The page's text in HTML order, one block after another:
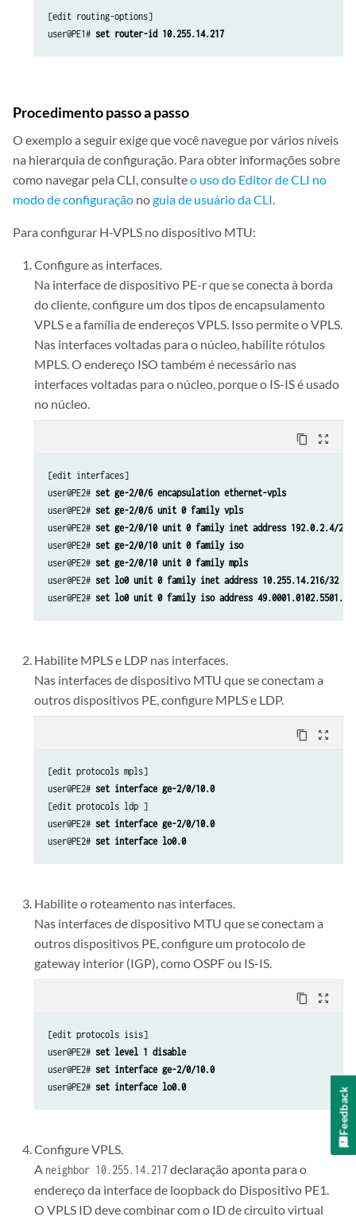
[edit routing-options]
user@PE1# set router-id 10.255.14.217
Procedimento passo a passo
O exemplo a seguir exige que você navegue por vários níveis
na hierarquia de configuração. Para obter informações sobre
como navegar pela CLI, consulteo uso do Editor de CLI no
modo de configuração noguia de usuário da CLI.
Para configurar H-VPLS no dispositivo MTU:
Configure as interfaces.
Na interface de dispositivo PE-r que se conecta à borda
do cliente, configure um dos tipos de encapsulamento
VPLS e a família de endereços VPLS. Isso permite o VPLS.
Nas interfaces voltadas para o núcleo, habilite rótulos
MPLS. O endereço ISO também é necessário nas
interfaces voltadas para o núcleo, porque o IS-IS é usado
no núcleo.
content_copy zoom_out_map
[edit interfaces]
user@PE2# set ge-2/0/6 encapsulation ethernet-vpls
user@PE2# set ge-2/0/6 unit 0 family vpls
user@PE2# set ge-2/0/10 unit 0 family inet address 192.0.2.4/24
user@PE2# set ge-2/0/10 unit 0 family iso
user@PE2# set ge-2/0/10 unit 0 family mpls
user@PE2# set lo0 unit 0 family inet address 10.255.14.216/32
user@PE2# set lo0 unit 0 family iso address
Habilite MPLS e LDP nas interfaces.
Nas interfaces de dispositivo MTU que se conectam a
outros dispositivos PE, configure MPLS e LDP.
content_copy zoom_out_map
[edit protocols mpls]
user@PE2# set interface ge-2/0/10.0
[edit protocols ldp ]
user@PE2# set interface ge-2/0/10.0
user@PE2# set interface lo0.0
Habilite o roteamento nas interfaces.
Nas interfaces de dispositivo MTU que se conectam a
outros dispositivos PE, configure um protocolo de
gateway interior (IGP), como OSPF ou IS-IS.
content_copy zoom_out_map
[edit protocols isis]
user@PE2# set level 1 disable
user@PE2# set interface ge-2/0/10.0
user@PE2# set interface lo0.0
Configure VPLS.
A neighbor 10.255.14.217declaração aponta para o
endereço da interface de loopback do Dispositivo PE1.
O VPLS ID deve combinar com o ID de circuito virtual
Feedback